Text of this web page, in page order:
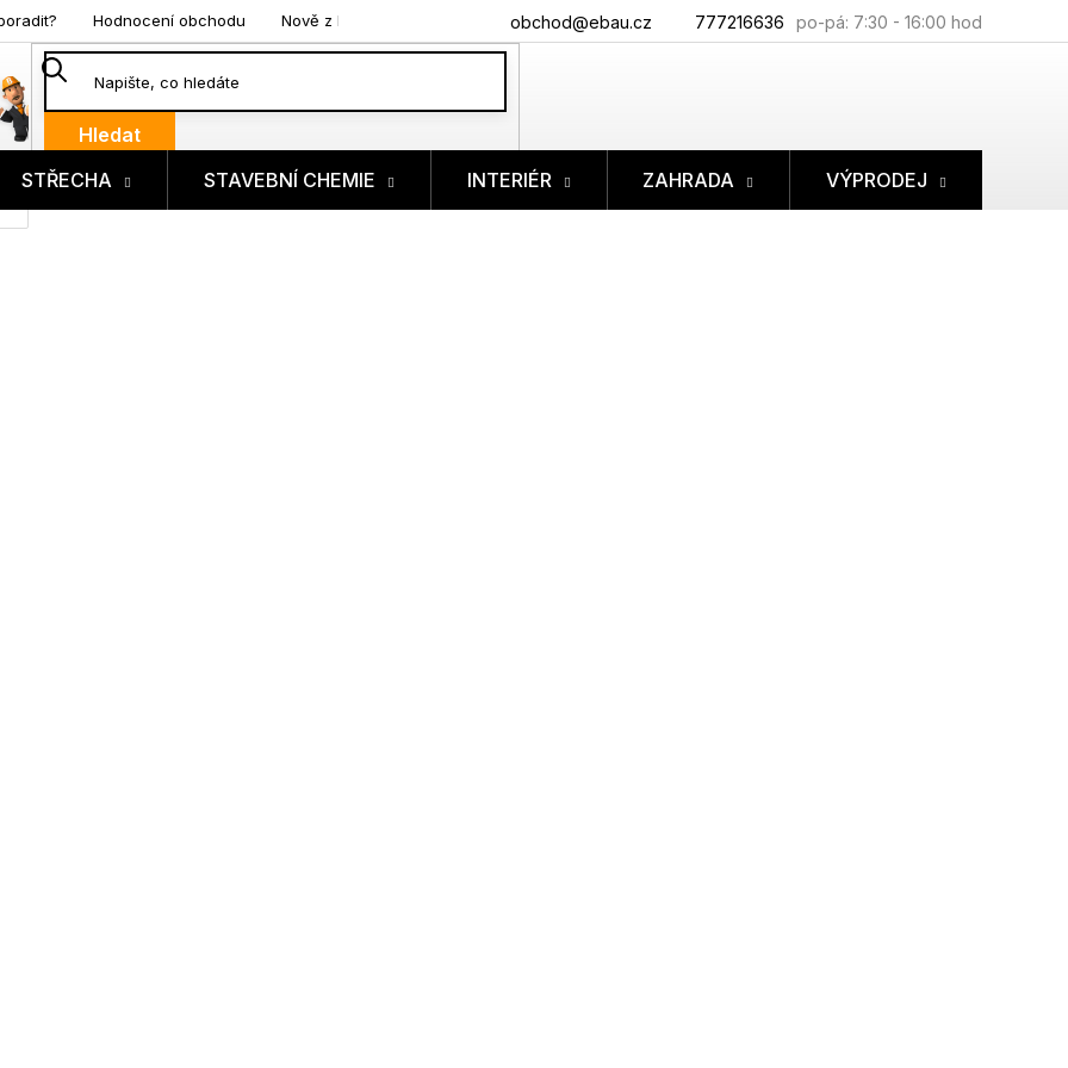
777216636
obchod@ebau.cz
Hodnocení obchodu Nově z blogu
Hledat
STŘECHA STAVEBNÍ CHEMIE INTERIÉR ZAHRADA VÝPRODEJ